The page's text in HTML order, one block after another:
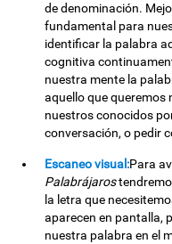
de denominación.
fundamental para
identificar la palabra
cognitiva
nuestra mente la
aquello que queremos
nuestros conocidos
conversación, o pedir
Escaneo visual:Para
Palabrájaros
la letra que
aparecen en pantalla,
nuestra palabra en el